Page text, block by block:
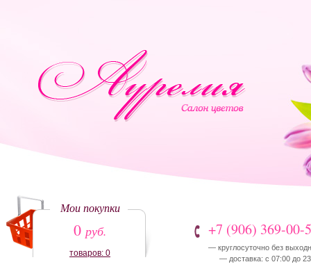
Мои покупки
0 руб.
товаров: 0
+7 (906) 369-00-
— круглосуточно без
— доставка: с 07:00 до